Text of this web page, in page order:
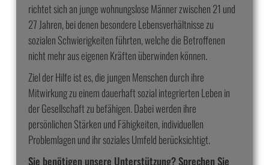
richtet sich an junge wohnungslose Männer zwischen 21 und
27 Jahren, bei denen besondere Lebensverhältnisse zu
sozialen Schwierigkeiten führten, welche die Betroffenen
nicht mehr aus eigenen Kräften überwinden können.
Ziel der Hilfe ist es, die jungen Menschen durch ihre
Mitwirkung zu einem dauerhaft sozial integrierten Leben in
der Gesellschaft zu befähigen. Dabei werden ihre
persönlichen Stärken und Fähigkeiten, individuellen
Problemlagen und ihr soziales Umfeld berücksichtigt.
Sie benötigen unsere Unterstützung? Sprechen Sie